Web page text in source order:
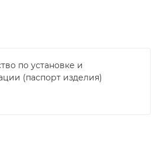
по установке и
(паспорт изделия)